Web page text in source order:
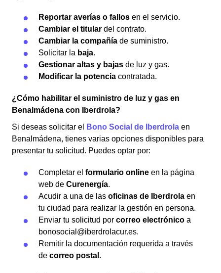
Reportar averías o fallos en el servicio.
Cambiar el titular del contrato.
Cambiar la compañía de suministro.
Solicitar la baja.
Gestionar altas y bajas de luz y gas.
Modificar la potencia contratada.
¿Cómo habilitar el suministro de luz y gas en
Benalmádena con Iberdrola?
Si deseas solicitar el
Bono Social de Iberdrola en
Benalmádena, tienes varias opciones disponibles para
presentar tu solicitud. Puedes optar por:
Completar el formulario online en la página
web de Curenergía.
Acudir a una de las oficinas de Iberdrola en
tu ciudad para realizar la gestión en persona.
Enviar tu solicitud por correo electrónico a
bonosocial@iberdrolacur.es.
Remitir la documentación requerida a través
de correo postal .